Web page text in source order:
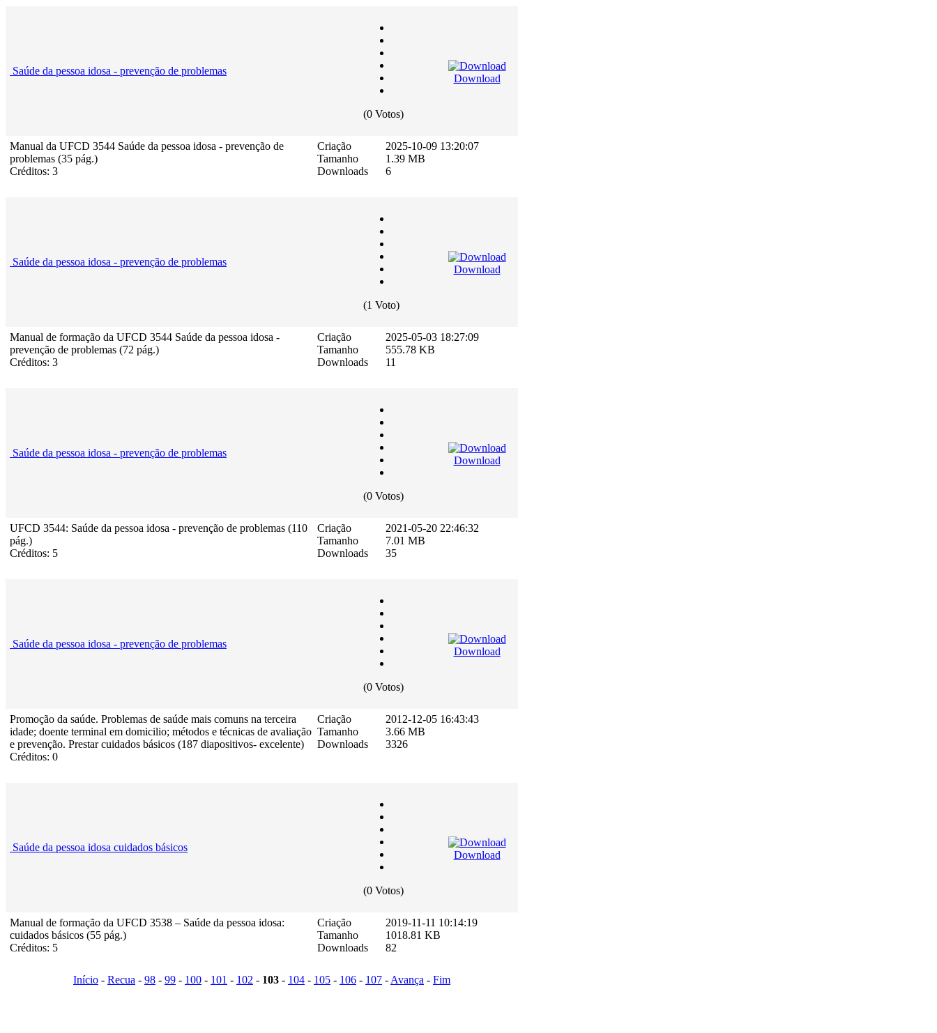
Saúde da pessoa idosa - prevenção de problemas
(0 Votos)
Download
Manual da UFCD 3544 Saúde da pessoa idosa - prevenção de
problemas (35 pág.)
Créditos: 3
Criação
Tamanho
Downloads
2025-10-09 13:20:07
1.39 MB
6
Saúde da pessoa idosa - prevenção de problemas
(1 Voto)
Download
Manual de formação da UFCD 3544 Saúde da pessoa idosa -
prevenção de problemas (72 pág.)
Créditos: 3
Criação
Tamanho
Downloads
2025-05-03 18:27:09
555.78 KB
11
Saúde da pessoa idosa - prevenção de problemas
(0 Votos)
Download
UFCD 3544: Saúde da pessoa idosa - prevenção de problemas (110
pág.)
Créditos: 5
Criação
Tamanho
Downloads
2021-05-20 22:46:32
7.01 MB
35
Saúde da pessoa idosa - prevenção de problemas
(0 Votos)
Download
Promoção da saúde. Problemas de saúde mais comuns na terceira
idade; doente terminal em domicilio; métodos e técnicas de avaliação
e prevenção. Prestar cuidados básicos (187 diapositivos- excelente)
Créditos: 0
Criação
Tamanho
Downloads
2012-12-05 16:43:43
3.66 MB
3326
Saúde da pessoa idosa cuidados básicos
(0 Votos)
Download
Manual de formação da UFCD 3538 – Saúde da pessoa idosa:
cuidados básicos (55 pág.)
Créditos: 5
Criação
Tamanho
Downloads
2019-11-11 10:14:19
1018.81 KB
82
Início - Recua - 98 - 99 - 100 - 101 - 102 - 103 - 104 - 105 - 106 - 107 -Avança - Fim